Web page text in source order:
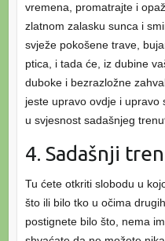
vremena, promatrajte i
zlatnom zalasku sunca i
svježe pokošene trave,
ptica, i tada će, iz dubine
duboke i bezrazložne
jeste upravo ovdje i upravo
u svjesnost sadašnjeg
4. Sadašnji
Tu ćete otkriti slobodu u
što ili bilo tko u očima
postignete bilo što, nema